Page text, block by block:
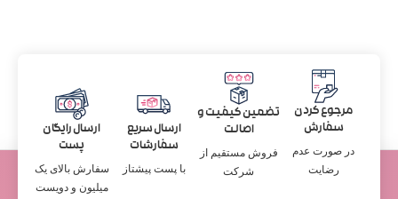
مرجوع کردن
سفارش
در صورت عدم
رضایت
تضمین کیفیت و
اصالت
فروش مستقیم از
شرکت
ارسال سریع
سفارشات
با پست پیشتاز
ارسال رایگان
پست
سفارش بالای یک
میلیون و دویست